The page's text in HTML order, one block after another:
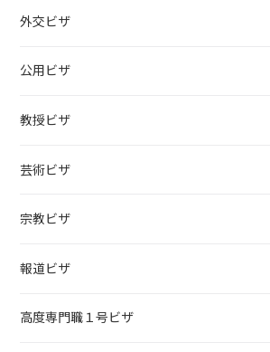
外交ビザ
公用ビザ
教授ビザ
芸術ビザ
宗教ビザ
報道ビザ
高度専門職１号ビザ